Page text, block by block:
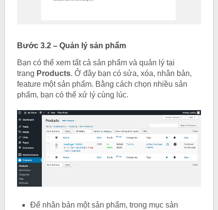
Bước 3.2 – Quản lý sản phẩm
Bạn có thể xem tất cả sản phẩm và quản lý tại
trang Products. Ở đây bạn có sửa, xóa, nhân bản,
feature một sản phẩm. Bằng cách chọn nhiều sản
phẩm, bạn có thể xử lý cùng lúc.
Để nhân bản một sản phẩm, trong mục sản